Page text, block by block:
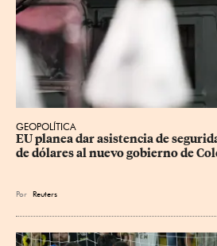
GEOPOLÍTICA
EU planea dar asistencia de
de dólares al nuevo gobierno de
Por Reuters